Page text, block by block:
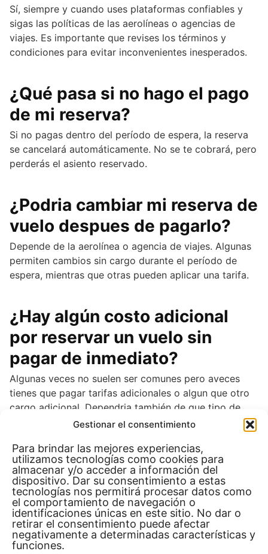
Gestionar el consentimiento
Para brindar las mejores experiencias,
utilizamos tecnologías como cookies para
almacenar y/o acceder a información del
dispositivo. Dar su consentimiento a estas
tecnologías nos permitirá procesar datos como
el comportamiento de navegación o
identificaciones únicas en este sitio. No dar o
retirar el consentimiento puede afectar
negativamente a determinadas características y
funciones.
Sí, siempre y cuando uses plataformas confiables y
sigas las políticas de las aerolíneas o agencias de
viajes. Es importante que revises los términos y
condiciones para evitar inconvenientes inesperados.
¿Qué pasa si no hago el pago
de mi reserva?
Si no pagas dentro del período de espera, la reserva
se cancelará automáticamente. No se te cobrará, pero
perderás el asiento reservado.
¿Podria cambiar mi reserva de
vuelo despues de pagarlo?
Depende de la aerolínea o agencia de viajes. Algunas
permiten cambios sin cargo durante el período de
espera, mientras que otras pueden aplicar una tarifa.
¿Hay algún costo adicional
por reservar un vuelo sin
pagar de inmediato?
Algunas veces no suelen ser comunes pero aveces
tienes que pagar tarifas adicionales o algun que otro
cargo adicional. Dependria también de que tipo de
agencia o aerolinea
¿Cuánto tiempo puedo
mantener una reserva sin
pagar?
Va dependiendo de compañias o agencias depende de
donde hagas la reserva, porque cada empresa de